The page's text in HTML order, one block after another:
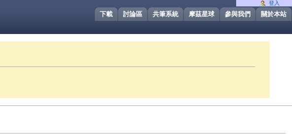
關於本站
參與我們
摩茲星球
共筆系統
討論區
下載
登入